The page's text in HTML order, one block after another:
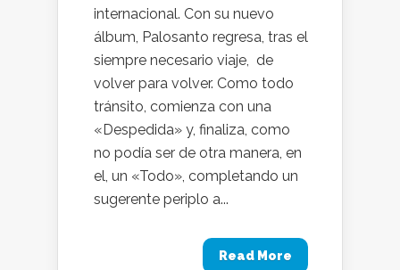
internacional. Con su nuevo
álbum, Palosanto regresa, tras el
siempre necesario viaje, de
volver para volver. Como todo
tránsito, comienza con una
«Despedida» y, finaliza, como
no podía ser de otra manera, en
el, un «Todo», completando un
sugerente periplo a...
Read More